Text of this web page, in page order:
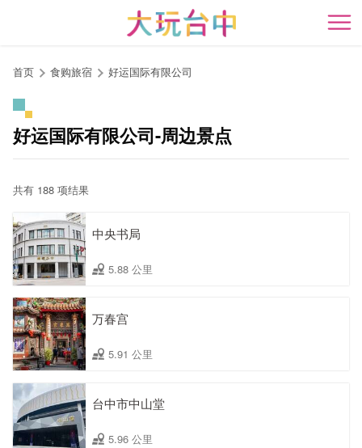
开
首页 食购旅宿 好运国际有限公司
好运国际有限公司-周边景点
共有 188 项结果
中央书局
5.88 公里
万春宫
5.91 公里
台中市中山堂
5.96 公里